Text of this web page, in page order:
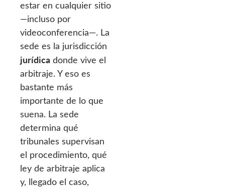
estar en cualquier sitio
—incluso por
videoconferencia—. La
sede es la jurisdicción
jurídica donde vive el
arbitraje. Y eso es
bastante más
importante de lo que
suena. La sede
determina qué
tribunales supervisan
el procedimiento, qué
ley de arbitraje aplica
y, llegado el caso,